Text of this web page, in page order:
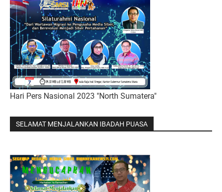
Hari Pers Nasional 2023 "North Sumatera"
SELAMAT MENJALANKAN IBADAH PUASA